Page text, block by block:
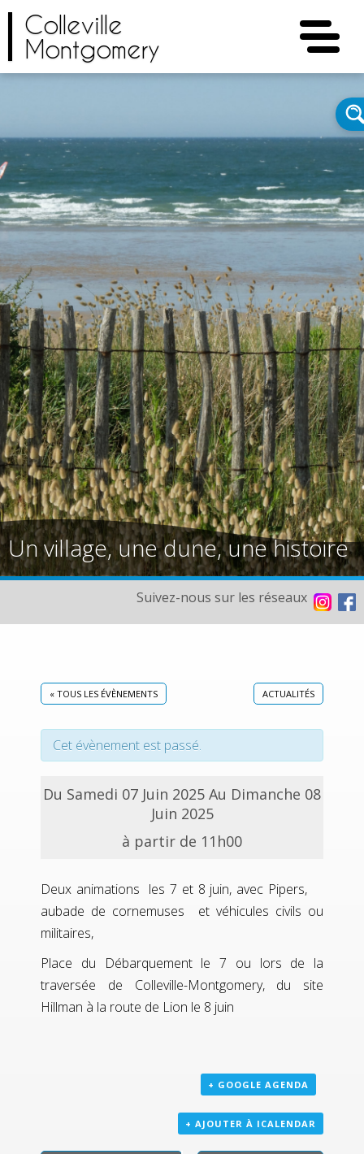
Colleville
Montgomery
Un village, une dune, une histoire
Suivez-nous sur les réseaux
« TOUS LES ÉVÈNEMENTS ACTUALITÉS
Cet évènement est passé.
Du Samedi 07 Juin 2025 Au Dimanche 08
Juin 2025
à partir de 11h00
Deux animations les 7 et 8 juin, avec Pipers,
aubade de cornemuses et véhicules civils ou
militaires,
Place du Débarquement le 7 ou lors de la
traversée de Colleville-Montgomery, du site
Hillman à la route de Lion le 8 juin
+ GOOGLE AGENDA
+ AJOUTER À ICALENDAR